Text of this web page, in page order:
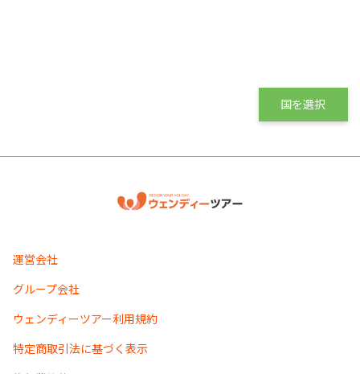
国を選択
運営会社
グループ会社
ウェンディーツアー利用規約
特定商取引法に基づく表示